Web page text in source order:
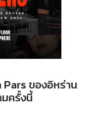
Pars ของอิหร่าน
ครั้งนี้